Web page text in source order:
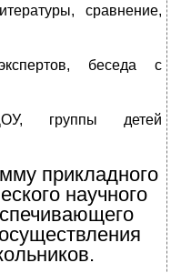
сравнение,
беседа с
группы детей
прикладного
научного